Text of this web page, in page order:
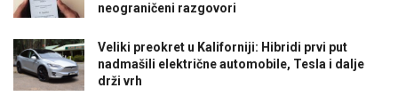
neograničeni razgovori
Veliki preokret u Kaliforniji: Hibridi prvi put
nadmašili električne automobile, Tesla i dalje
drži vrh